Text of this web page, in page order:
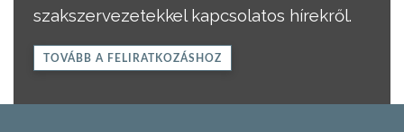
szakszervezetekkel kapcsolatos hírekről.
TOVÁBB A FELIRATKOZÁSHOZ